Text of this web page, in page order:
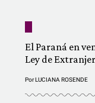
El Paraná en
Ley de
PorLUCIANA ROSENDE